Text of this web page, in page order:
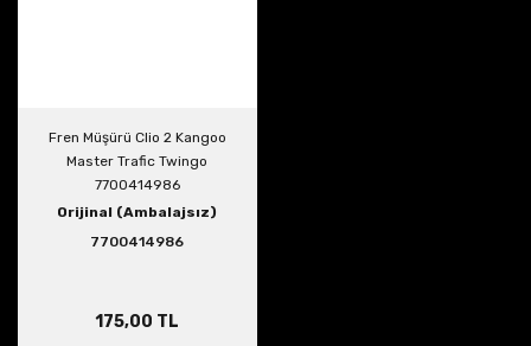
Fren Müşürü Clio 2 Kangoo
Master Trafic Twingo
7700414986
Orijinal (Ambalajsız)
7700414986
175,00 TL